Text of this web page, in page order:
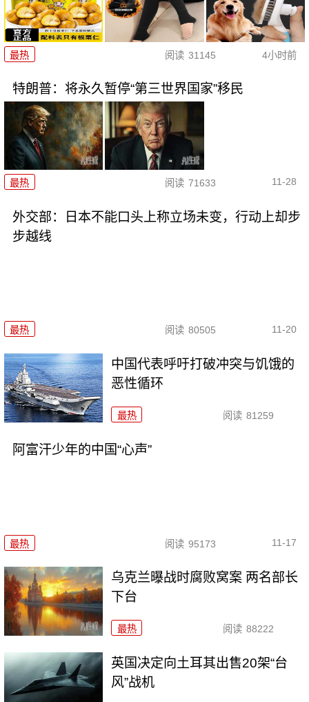
最热 阅读 31145 4小时前
特朗普：将永久暂停“第三世界国家”移民
最热 阅读 71633 11-28
外交部：日本不能口头上称立场未变，行动上却步
步越线
最热 阅读 80505 11-20
中国代表呼吁打破冲突与饥饿的
恶性循环
最热 阅读 81259
阿富汗少年的中国“心声”
最热 阅读 95173 11-17
乌克兰曝战时腐败窝案 两名部长
下台
最热 阅读 88222
英国决定向土耳其出售20架“台
风”战机